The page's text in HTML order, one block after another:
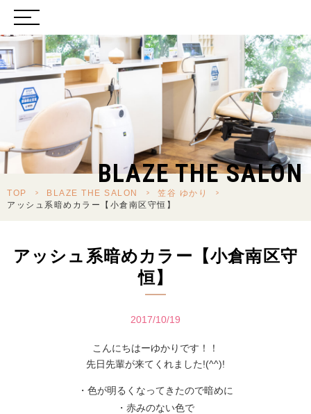
BLAZE THE SALON
TOP > BLAZE THE SALON > 笠谷 ゆかり
>
アッシュ系暗めカラー【小倉南区守恒】
アッシュ系暗めカラー【小倉南区守
恒】
2017/10/19
こんにちはーゆかりです！！
先日先輩が来てくれました!(^^)!
・色が明るくなってきたので暗めに
・赤みのない色で